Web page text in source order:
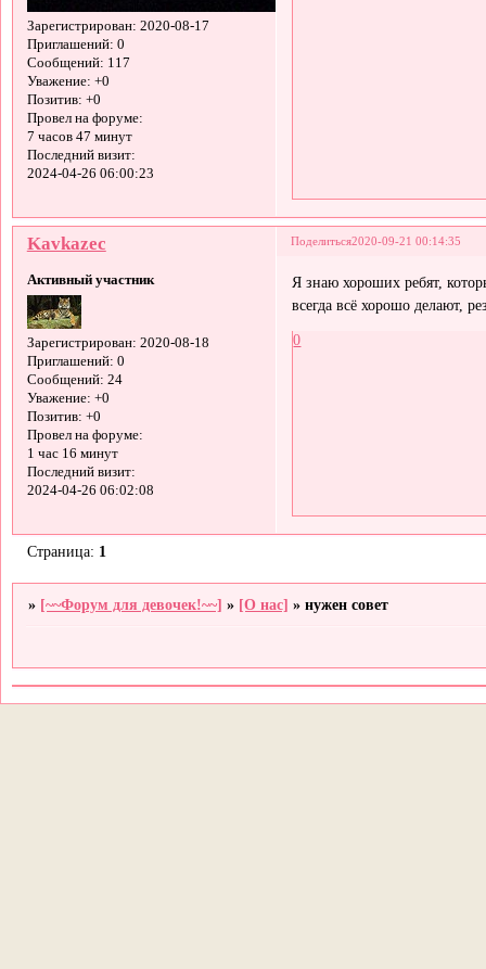
Зарегистрирован: 2020-08-17
Приглашений: 0
Сообщений: 117
Уважение: +0
Позитив: +0
Провел на форуме:
7 часов 47 минут
Последний визит:
2024-04-26 06:00:23
Поделиться2020-09-21 00:14:35
Kavkazec
Активный участник
Зарегистрирован: 2020-08-18
Приглашений: 0
Сообщений: 24
Уважение: +0
Позитив: +0
Провел на форуме:
1 час 16 минут
Последний визит:
2024-04-26 06:02:08
Я знаю хороших ребят,
всегда всё хорошо делают,
0
Страница: 1
» [~~Форум для девочек!~~] » [О нас] »нужен совет